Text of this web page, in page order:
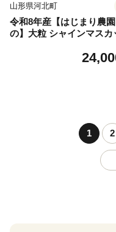
山形県河北町
令和8年産【はじまり農園
の】大粒 シャインマスカ
河北町産 【河北町観光物
1 2